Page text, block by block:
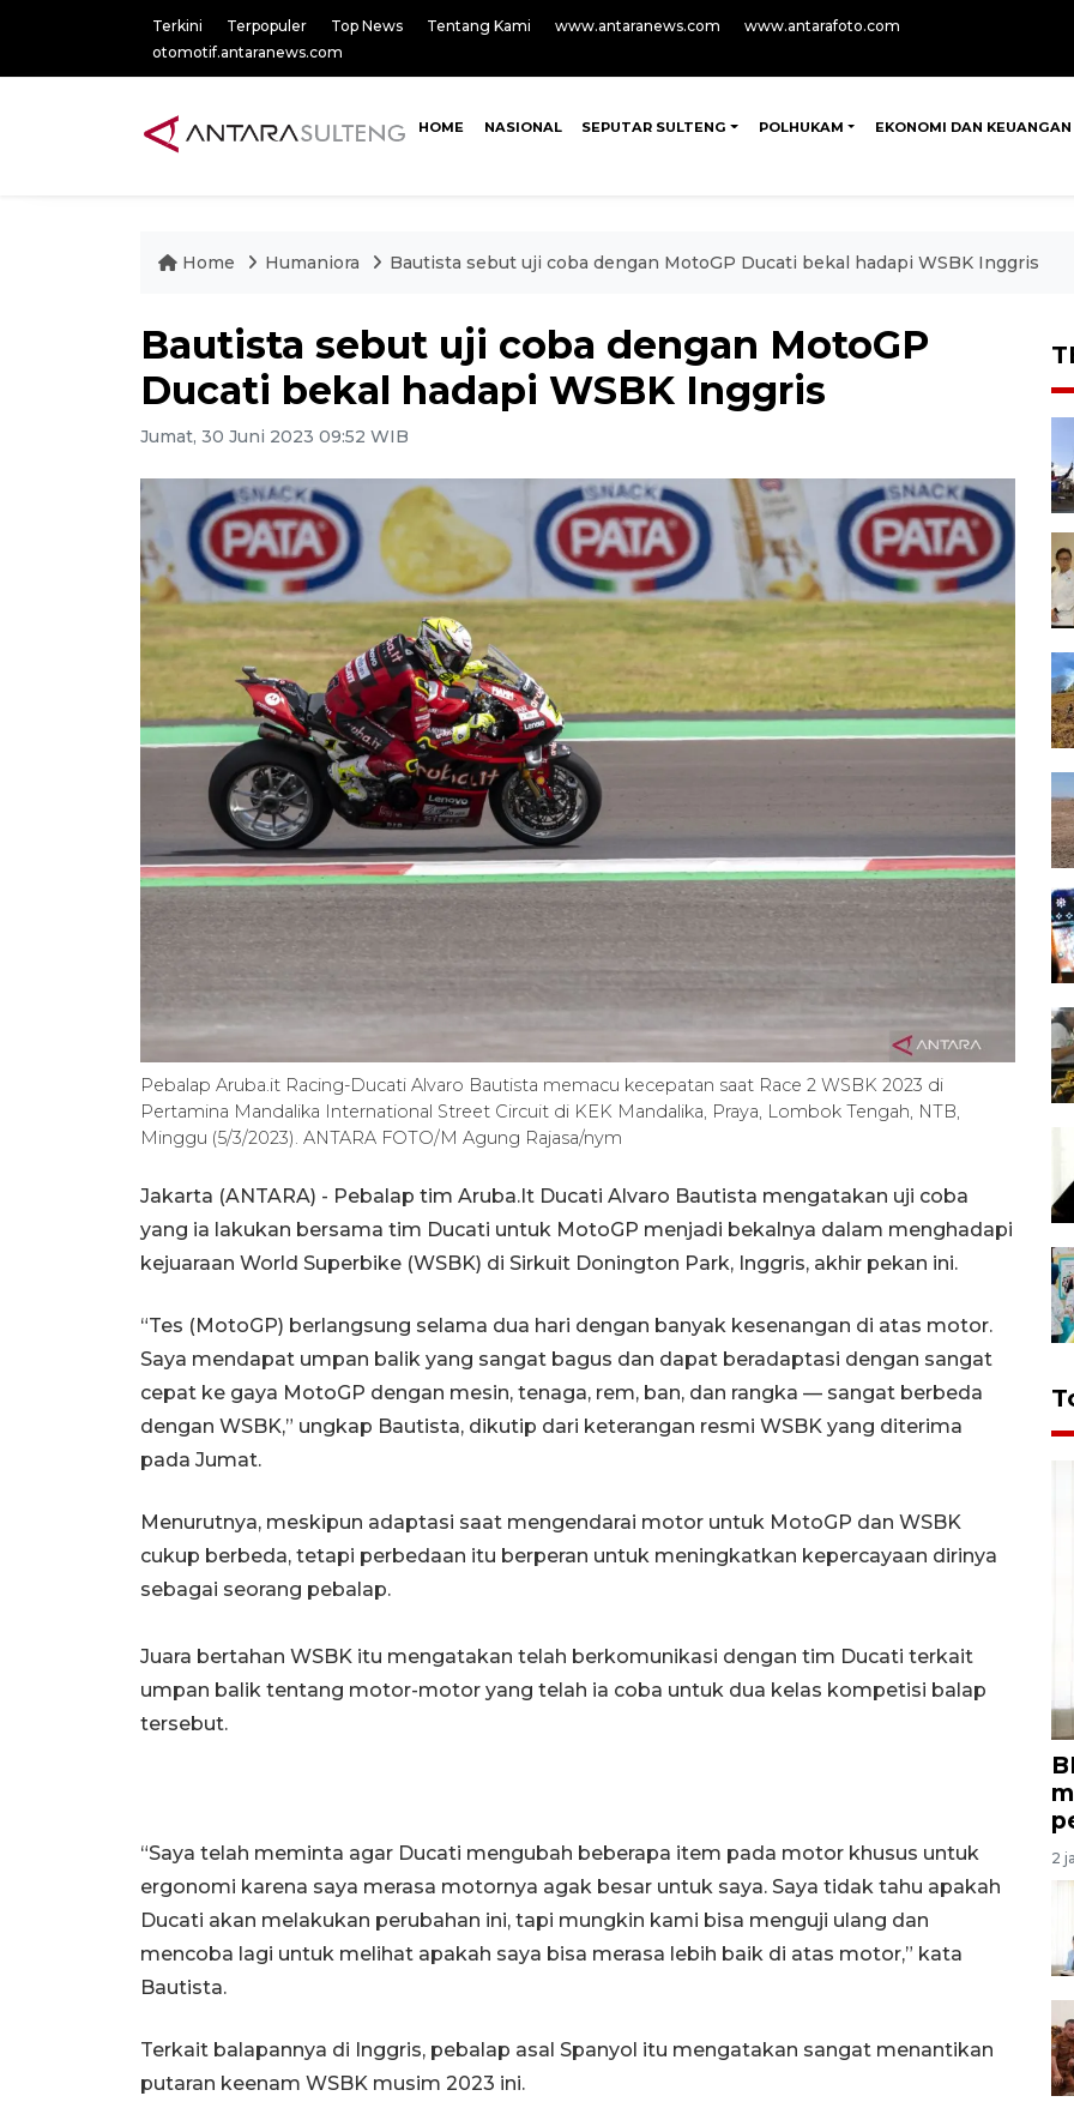
Terkini Terpopuler Top News Tentang Kami www.antaranews.com
www.antarafoto.com
otomotif.antaranews.com
HOME NASIONAL SEPUTAR SULTENG POLHUKAM EKONOMI DAN KEUANGAN
Home Humaniora Bautista sebut uji coba dengan MotoGP Ducati bekal hadapi WSBK Inggris
Bautista sebut uji coba dengan MotoGP
Ducati bekal hadapi WSBK Inggris
Jumat, 30 Juni 2023 09:52 WIB
Pebalap Aruba.it Racing-Ducati Alvaro Bautista memacu kecepatan saat Race 2 WSBK 2023 di
Pertamina Mandalika International Street Circuit di KEK Mandalika, Praya, Lombok Tengah, NTB,
Minggu (5/3/2023). ANTARA FOTO/M Agung Rajasa/nym
Jakarta (ANTARA) - Pebalap tim Aruba.It Ducati Alvaro Bautista mengatakan uji coba
yang ia lakukan bersama tim Ducati untuk MotoGP menjadi bekalnya dalam menghadapi
kejuaraan World Superbike (WSBK) di Sirkuit Donington Park, Inggris, akhir pekan ini.
“Tes (MotoGP) berlangsung selama dua hari dengan banyak kesenangan di atas motor.
Saya mendapat umpan balik yang sangat bagus dan dapat beradaptasi dengan sangat
cepat ke gaya MotoGP dengan mesin, tenaga, rem, ban, dan rangka — sangat berbeda
dengan WSBK,” ungkap Bautista, dikutip dari keterangan resmi WSBK yang diterima
pada Jumat.
Menurutnya, meskipun adaptasi saat mengendarai motor untuk MotoGP dan WSBK
cukup berbeda, tetapi perbedaan itu berperan untuk meningkatkan kepercayaan dirinya
sebagai seorang pebalap.
Juara bertahan WSBK itu mengatakan telah berkomunikasi dengan tim Ducati terkait
umpan balik tentang motor-motor yang telah ia coba untuk dua kelas kompetisi balap
tersebut.
“Saya telah meminta agar Ducati mengubah beberapa item pada motor khusus untuk
ergonomi karena saya merasa motornya agak besar untuk saya. Saya tidak tahu apakah
Ducati akan melakukan perubahan ini, tapi mungkin kami bisa menguji ulang dan
mencoba lagi untuk melihat apakah saya bisa merasa lebih baik di atas motor,” kata
Bautista.
Terkait balapannya di Inggris, pebalap asal Spanyol itu mengatakan sangat menantikan
putaran keenam WSBK musim 2023 ini.
2